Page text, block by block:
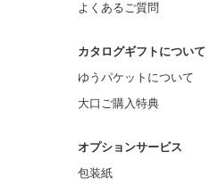
よくあるご質問
カタログギフトについて
ゆうパケットについて
大口ご購入特典
オプションサービス
包装紙